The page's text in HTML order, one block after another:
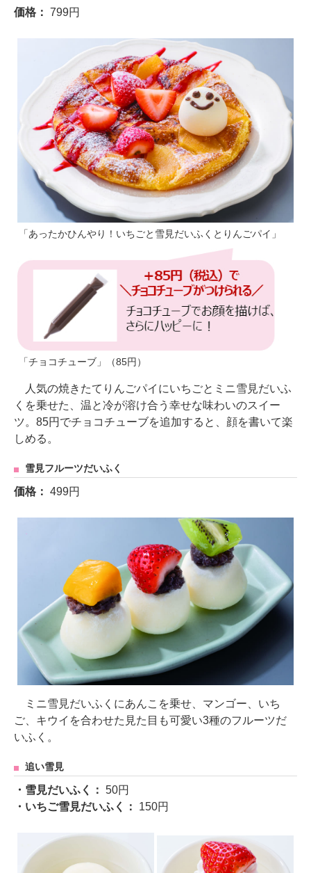
価格： 799円
「あったかひんやり！いちごと雪見だいふくとりんごパイ」
「チョコチューブ」（85円）
人気の焼きたてりんごパイにいちごとミニ雪見だいふ
くを乗せた、温と冷が溶け合う幸せな味わいのスイー
ツ。85円でチョコチューブを追加すると、顔を書いて楽
しめる。
雪見フルーツだいふく
価格： 499円
ミニ雪見だいふくにあんこを乗せ、マンゴー、いち
ご、キウイを合わせた見た目も可愛い3種のフルーツだ
いふく。
追い雪見
・雪見だいふく： 50円
・いちご雪見だいふく： 150円